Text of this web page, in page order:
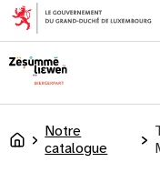
principal
Accueil
Notre
catalogue